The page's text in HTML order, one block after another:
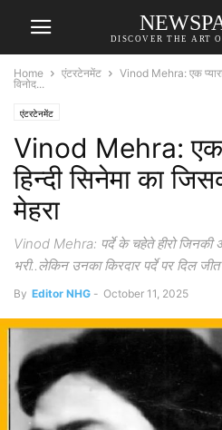
DISCOVER THE ART
Home एंटरटेनमेंट
Vinod Mehra: एक
विनोद...
एंटरटेनमेंट
Vinod Mehra: एक
हिन्दी सिनेमा का
मेहरा
Vinod Mehra: पर्दे के चहेते हीरो जिनकी
भरी..लेकिन उनका किरदार पर्दे पर दिल
By Editor NHG - October 11, 2025